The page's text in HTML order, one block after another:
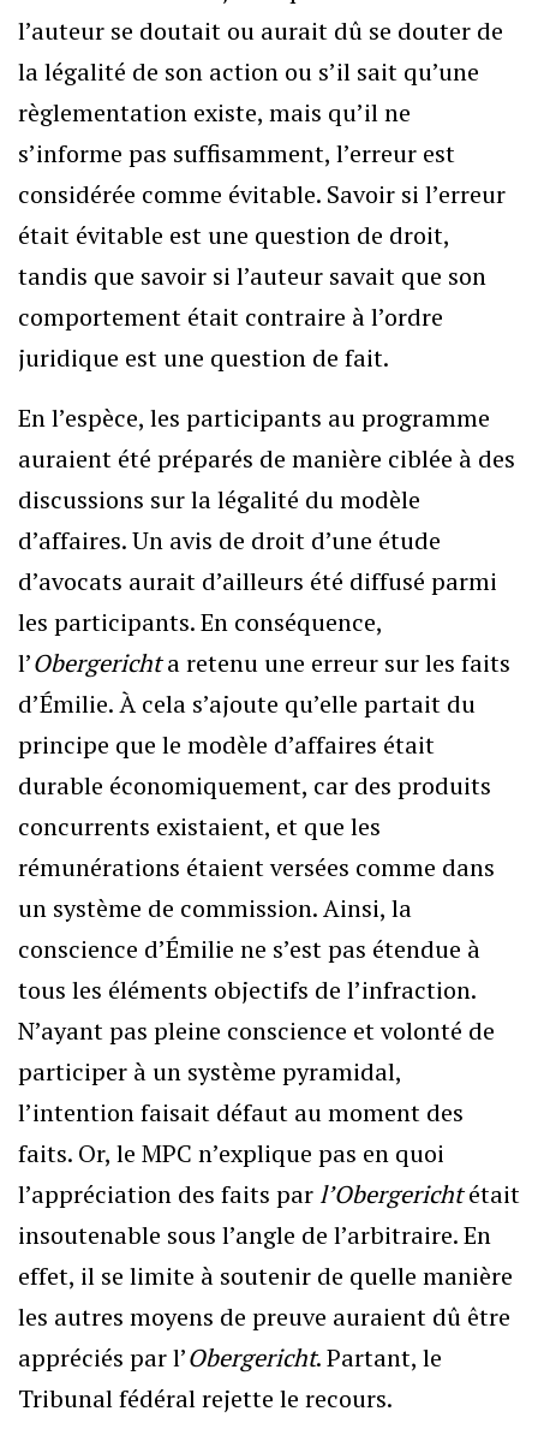
l’auteur se doutait ou aurait dû se douter de
la légalité de son action ou s’il sait qu’une
règlementation existe, mais qu’il ne
s’informe pas suffisamment, l’erreur est
considérée comme évitable. Savoir si l’erreur
était évitable est une question de droit,
tandis que savoir si l’auteur savait que son
comportement était contraire à l’ordre
juridique est une question de fait.
En l’espèce, les participants au programme
auraient été préparés de manière ciblée à des
discussions sur la légalité du modèle
d’affaires. Un avis de droit d’une étude
d’avocats aurait d’ailleurs été diffusé parmi
les participants. En conséquence,
l’Obergerichta retenu une erreur sur les faits
d’Émilie. À cela s’ajoute qu’elle partait du
principe que le modèle d’affaires était
durable économiquement, car des produits
concurrents existaient, et que les
rémunérations étaient versées comme dans
un système de commission. Ainsi, la
conscience d’Émilie ne s’est pas étendue à
tous les éléments objectifs de l’infraction.
N’ayant pas pleine conscience et volonté de
participer à un système pyramidal,
l’intention faisait défaut au moment des
faits. Or, le MPC n’explique pas en quoi
l’appréciation des faits par l’Obergerichtétait
insoutenable sous l’angle de l’arbitraire. En
effet, il se limite à soutenir de quelle manière
les autres moyens de preuve auraient dû être
appréciés par l’Obergericht. Partant, le
Tribunal fédéral rejette le recours.